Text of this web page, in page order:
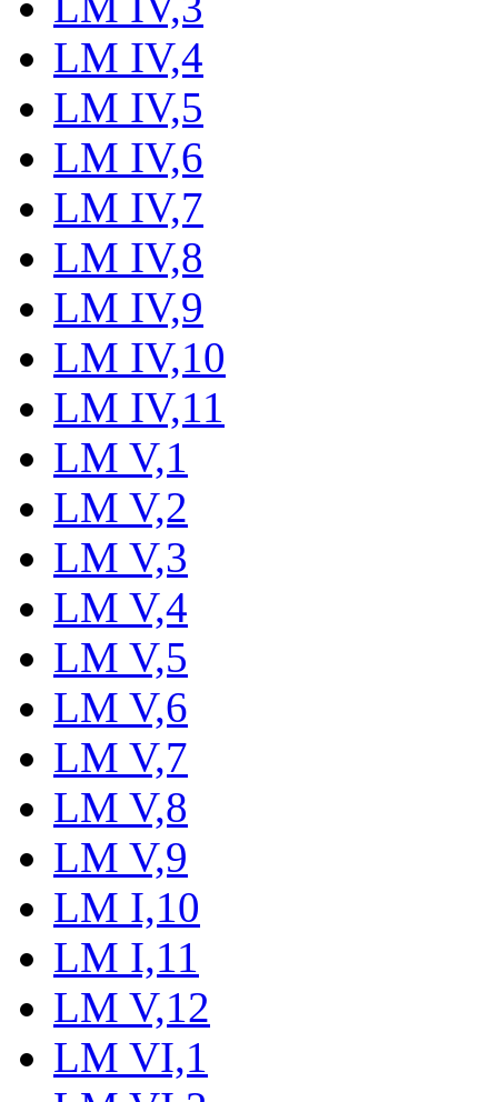
LM IV,4
LM IV,5
LM IV,6
LM IV,7
LM IV,8
LM IV,9
LM IV,10
LM IV,11
LM V,1
LM V,2
LM V,3
LM V,4
LM V,5
LM V,6
LM V,7
LM V,8
LM V,9
LM I,10
LM I,11
LM V,12
LM VI,1